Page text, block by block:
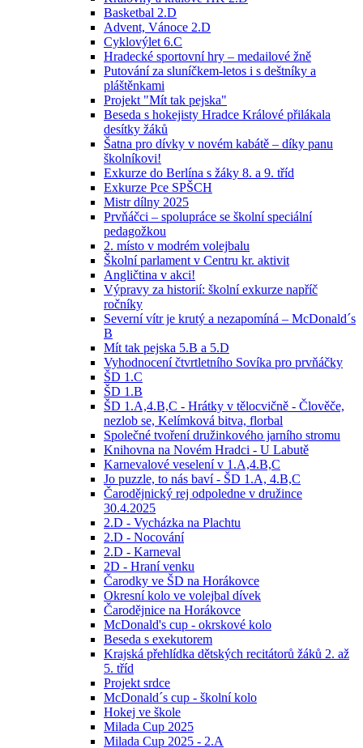
Basketbal 2.D
Advent, Vánoce 2.D
Cyklovýlet 6.C
Hradecké sportovní hry – medailové žně
Putování za sluníčkem-letos i s deštníky a
pláštěnkami
Projekt "Mít tak pejska"
Beseda s hokejisty Hradce Králové přilákala
desítky žáků
Šatna pro dívky v novém kabátě – díky panu
školníkovi!
Exkurze do Berlína s žáky 8. a 9. tříd
Exkurze Pce SPŠCH
Mistr dílny 2025
Prvňáčci – spolupráce se školní speciální
pedagožkou
2. místo v modrém volejbalu
Školní parlament v Centru kr. aktivit
Angličtina v akci!
Výpravy za historií: školní exkurze napříč
ročníky
Severní vítr je krutý a nezapomíná – McDonald´s
B
Mít tak pejska 5.B a 5.D
Vyhodnocení čtvrtletního Sovíka pro prvňáčky
ŠD 1.C
ŠD 1.B
ŠD 1.A,4.B,C - Hrátky v tělocvičně - Člověče,
nezlob se, Kelímková bitva, florbal
Společné tvoření družinkového jarního stromu
Knihovna na Novém Hradci - U Labutě
Karnevalové veselení v 1.A,4.B,C
Jo puzzle, to nás baví - ŠD 1.A, 4.B,C
Čarodějnický rej odpoledne v družince
30.4.2025
2.D - Vycházka na Plachtu
2.D - Nocování
2.D - Karneval
2D - Hraní venku
Čarodky ve ŠD na Horákovce
Okresní kolo ve volejbal dívek
Čarodějnice na Horákovce
McDonald's cup - okrskové kolo
Beseda s exekutorem
Krajská přehlídka dětských recitátorů žáků 2. až
5. tříd
Projekt srdce
McDonald´s cup - školní kolo
Hokej ve škole
Milada Cup 2025
Milada Cup 2025 - 2.A